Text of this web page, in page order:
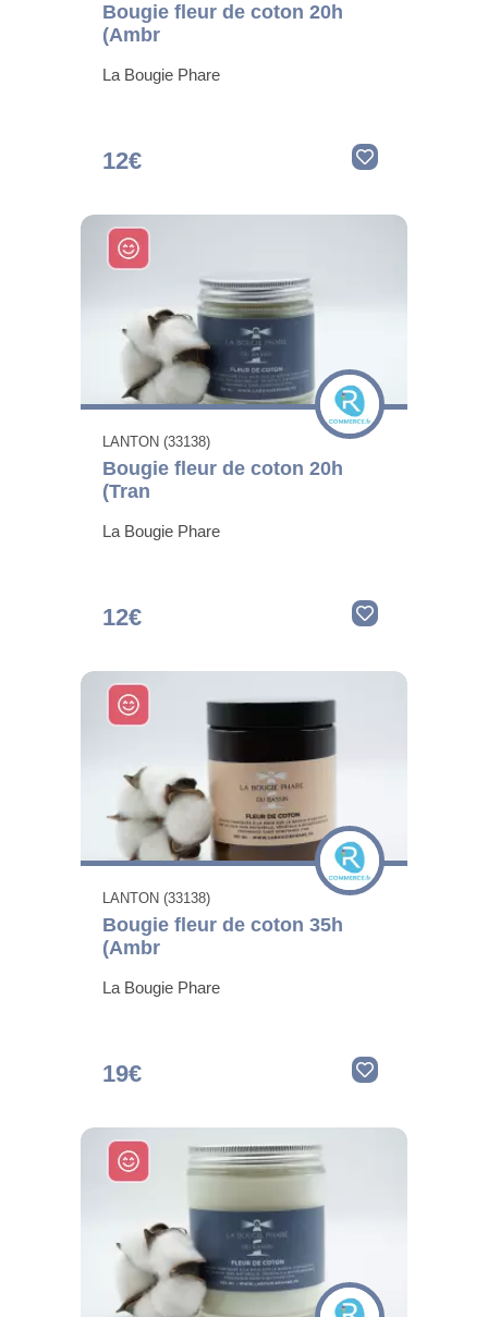
Bougie fleur de coton 20h
(Ambr
La Bougie Phare
12€
LANTON (33138)
Bougie fleur de coton 20h
(Tran
La Bougie Phare
12€
LANTON (33138)
Bougie fleur de coton 35h
(Ambr
La Bougie Phare
19€